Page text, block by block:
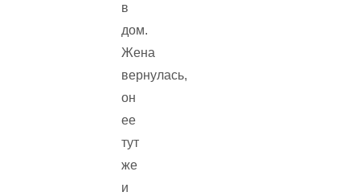
в
дом.
Жена
вернулась,
он
ее
тут
же
и